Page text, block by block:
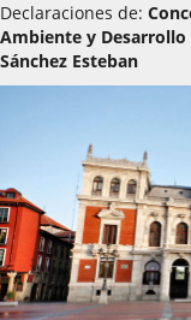
Declaraciones de:
Ambiente y
Sánchez Esteban